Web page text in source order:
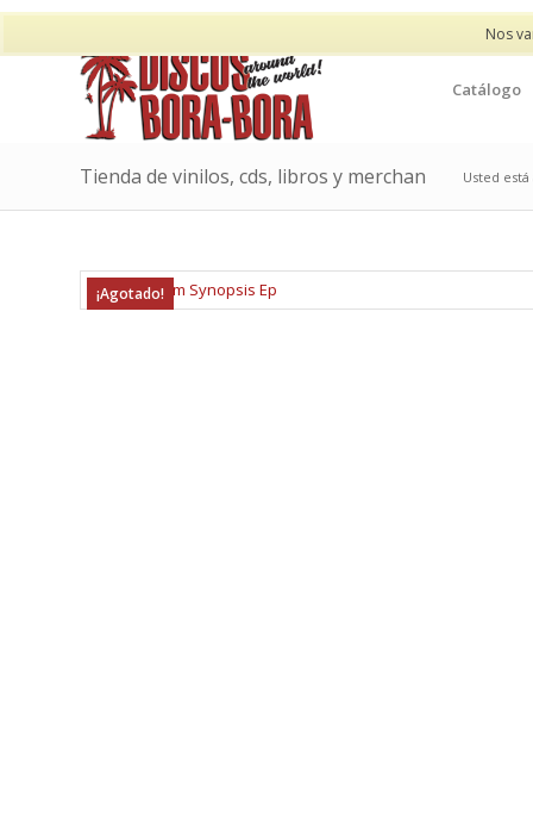
Nos
Catálogo
Tienda de vinilos, cds, libros y merchan Usted está
¡Agotado!